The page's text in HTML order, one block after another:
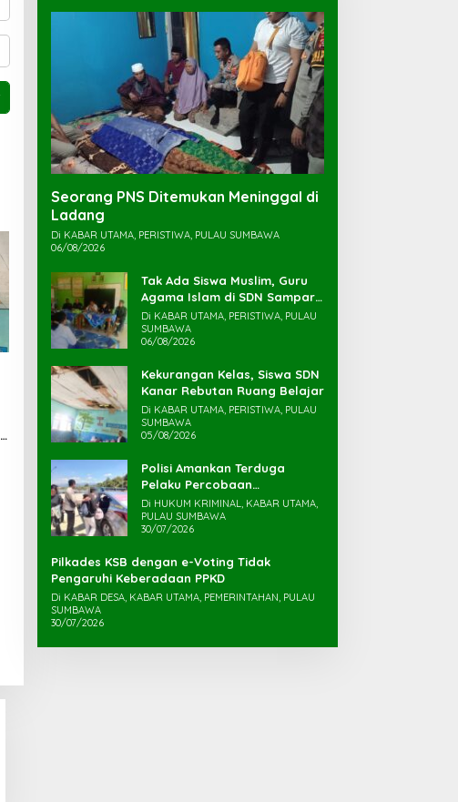
Seorang PNS Ditemukan Meninggal di
Ladang
Di KABAR UTAMA, PERISTIWA, PULAU SUMBAWA
06/08/2026
Tak Ada Siswa Muslim, Guru
Agama Islam di SDN Sampar
Maras Terkatung-katung ‎
Di KABAR UTAMA, PERISTIWA, PULAU
SUMBAWA
06/08/2026
Kekurangan Kelas, Siswa SDN
Kanar Rebutan Ruang Belajar
Di KABAR UTAMA, PERISTIWA, PULAU
SUMBAWA
05/08/2026
Polisi Amankan Terduga
Pelaku Percobaan
Pemerkosaan yang Ancam
Korban dengan Parang
Di HUKUM KRIMINAL, KABAR UTAMA,
PULAU SUMBAWA
30/07/2026
Pilkades KSB dengan e-Voting Tidak
Pengaruhi Keberadaan PPKD
Di KABAR DESA, KABAR UTAMA, PEMERINTAHAN, PULAU
SUMBAWA
30/07/2026